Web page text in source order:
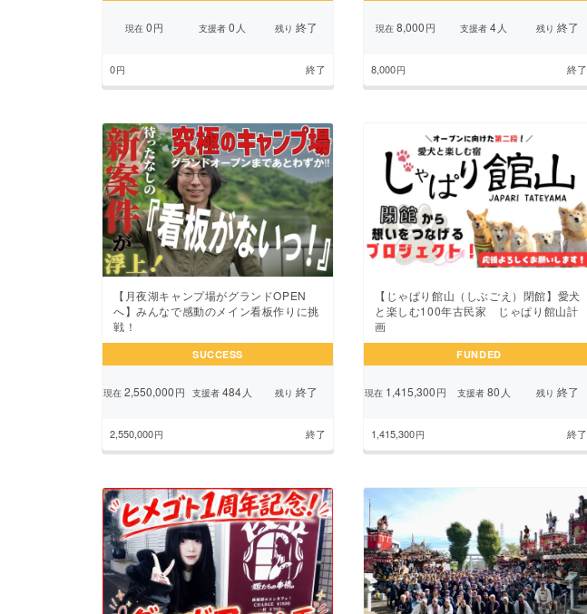
現在0円 支援者 0 人 残り 終了
0円 終了
現在8,000円 支援者 4 人 残り 終了
8,000円 終了
【月夜湖キャンプ場がグランドOPEN
へ】みんなで感動のメイン看板作りに挑
戦！
SUCCESS
現在2,550,000円 支援者 484 人 残り 終了
2,550,000円 終了
【じゃぱり館山（しぶごえ）閉館】愛犬
と楽しむ100年古民家 じゃぱり館山計
画
FUNDED
現在1,415,300円 支援者80 人 残り 終了
1,415,300円 終了